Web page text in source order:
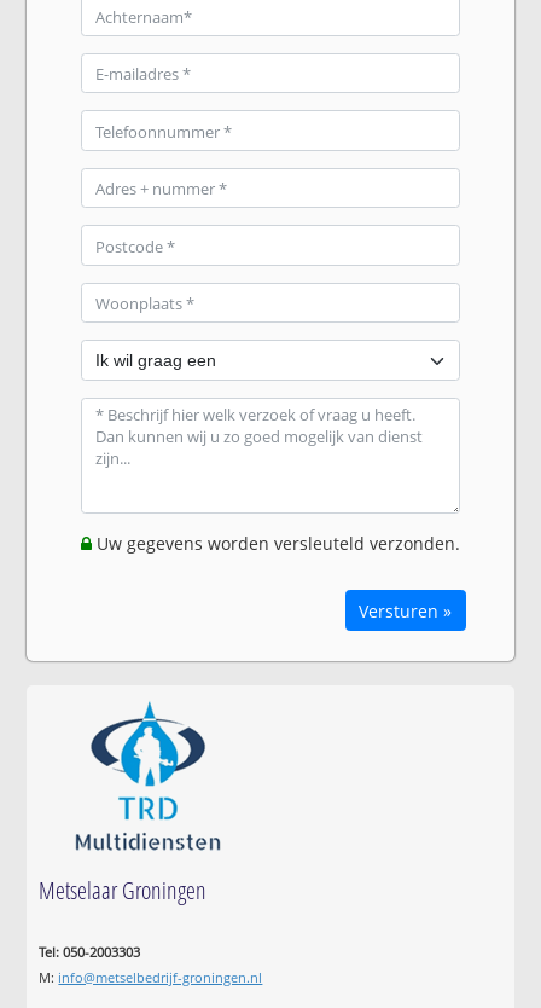
Uw gegevens worden versleuteld verzonden.
Versturen »
Metselaar Groningen
Tel: 050-2003303
M: info@metselbedrijf-groningen.nl